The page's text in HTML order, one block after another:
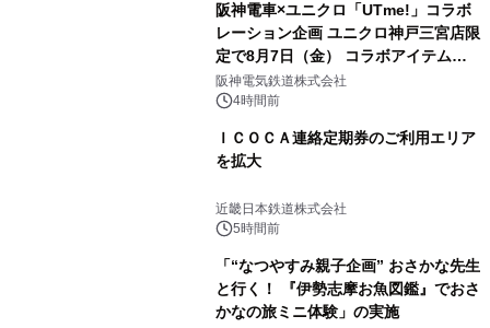
阪神電車×ユニクロ「UTme!」コラボ
レーション企画 ユニクロ神戸三宮店限
定で8月7日（金） コラボアイテムが
発売決定！
阪神電気鉄道株式会社
4時間前
ＩＣＯＣＡ連絡定期券のご利用エリア
を拡大
近畿日本鉄道株式会社
5時間前
「“なつやすみ親子企画” おさかな先生
と行く！ 『伊勢志摩お魚図鑑』でおさ
かなの旅ミニ体験」の実施